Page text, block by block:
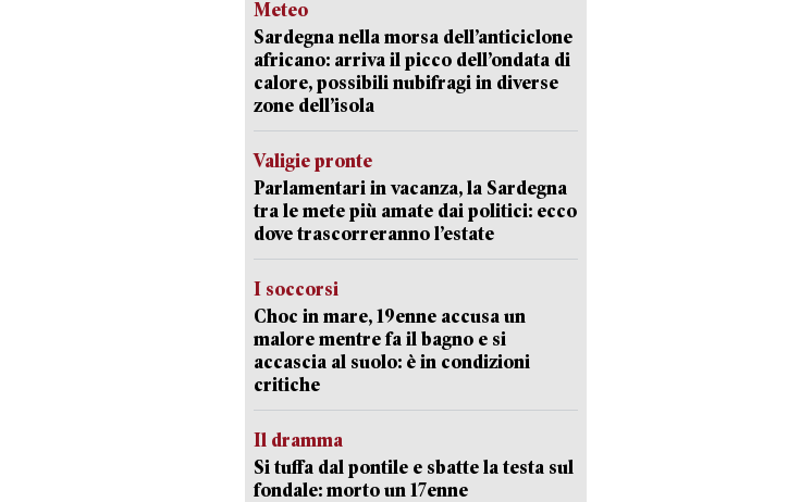
Meteo
Sardegna nella morsa dell’anticiclone
africano: arriva il picco dell’ondata di
calore, possibili nubifragi in diverse
zone dell’isola
Valigie pronte
Parlamentari in vacanza, la Sardegna
tra le mete più amate dai politici: ecco
dove trascorreranno l’estate
I soccorsi
Choc in mare, 19enne accusa un
malore mentre fa il bagno e si
accascia al suolo: è in condizioni
critiche
Il dramma
Si tuffa dal pontile e sbatte la testa sul
fondale: morto un 17enne